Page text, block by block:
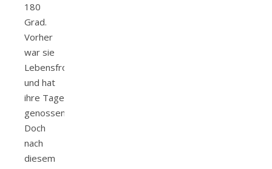
180
Grad.
Vorher
war sie
Lebensfroh
und hat
ihre Tage
genossen.
Doch
nach
diesem